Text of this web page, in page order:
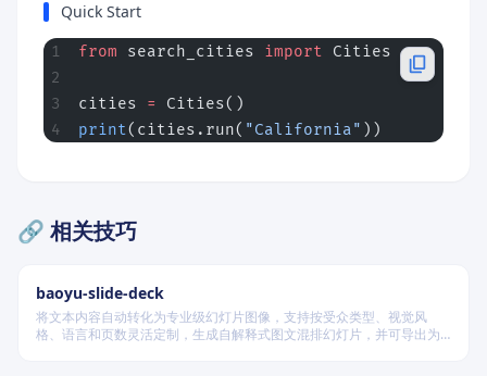
Quick Start
from search_cities import Cities
cities =
Cities()
print(cities.run( "California" ))
🔗 相关技巧
baoyu-slide-deck
将文本内容自动转化为专业级幻灯片图像，支持按受众类型、视觉风
格、语言和页数灵活定制，生成自解释式图文混排幻灯片，并可导出为